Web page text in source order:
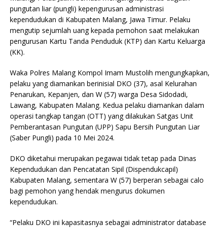
pungutan liar (pungli) kepengurusan administrasi
kependudukan di Kabupaten Malang, Jawa Timur. Pelaku
mengutip sejumlah uang kepada pemohon saat melakukan
pengurusan Kartu Tanda Penduduk (KTP) dan Kartu Keluarga
(KK).
Waka Polres Malang Kompol Imam Mustolih mengungkapkan,
pelaku yang diamankan berinisial DKO (37), asal Kelurahan
Penarukan, Kepanjen, dan W (57) warga Desa Sidodadi,
Lawang, Kabupaten Malang. Kedua pelaku diamankan dalam
operasi tangkap tangan (OTT) yang dilakukan Satgas Unit
Pemberantasan Pungutan (UPP) Sapu Bersih Pungutan Liar
(Saber Pungli) pada 10 Mei 2024.
DKO diketahui merupakan pegawai tidak tetap pada Dinas
Kependudukan dan Pencatatan Sipil (Dispendukcapil)
Kabupaten Malang, sementara W (57) berperan sebagai calo
bagi pemohon yang hendak mengurus dokumen
kependudukan.
“Pelaku DKO ini kapasitasnya sebagai administrator database